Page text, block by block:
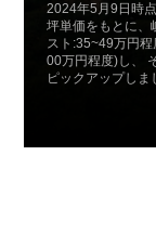
2024年5月9日時
坪単価をもとに、
スト:35~49万円
00万円程度)し、
ピックアップしま